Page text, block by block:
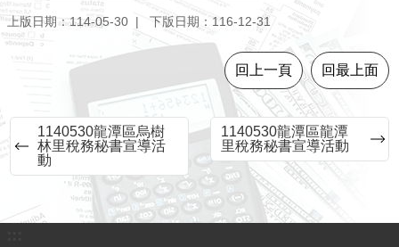
務
上版日期：114-05-30 下版日期：116-12-31
回上一頁 回最上面
1140530龍潭區烏樹
林里稅務秘書宣導活
動
1140530龍潭區龍潭
里稅務秘書宣導活動